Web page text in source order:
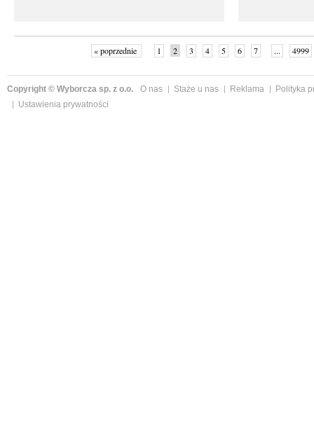
« poprzednie 1 2 3 4 5 6 7 ... 4999
Copyright © Wyborcza sp. z o.o. O nas Staże u nas Reklama
Polityka
Ustawienia prywatności